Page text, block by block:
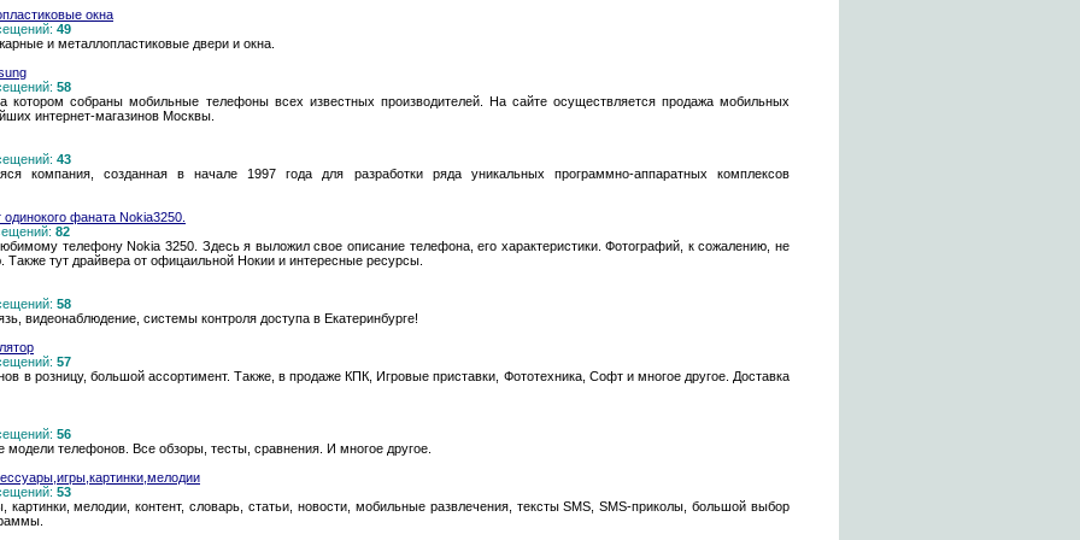
окна
49
и металлопластиковые двери и окна.
58
котором собраны мобильные телефоны всех известных производителей. На сайте осуществляется продажа мобильных
интернет-магазинов Москвы.
43
компания, созданная в начале 1997 года для разработки ряда уникальных программно-аппаратных комплексов
фаната Nokia3250.
82
телефону Nokia 3250. Здесь я выложил свое описание телефона, его характеристики. Фотографий, к сожалению, не
тут драйвера от офицаильной Нокии и интересные ресурсы.
58
видеонаблюдение, системы контроля доступа в Екатеринбурге!
57
в розницу, большой ассортимент. Также, в продаже КПК, Игровые приставки, Фототехника, Софт и многое другое. Доставка
56
телефонов. Все обзоры, тесты, сравнения. И многое другое.
53
мелодии, контент, словарь, статьи, новости, мобильные развлечения, тексты SMS, SMS-приколы, большой выбор